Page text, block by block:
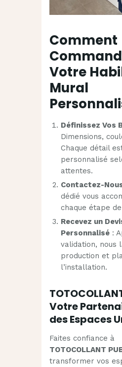
Comment
Votre
Mural
Définissez Vos
Dimensions,
Chaque détail
personnalisé
attentes.
Contactez-
dédié vous
chaque étape
Recevez un
Personnalisé:
validation, nous
production et
l’installation.
Votre
des Espaces
Faites confiance à
TOTOCOLLANT
transformer vos